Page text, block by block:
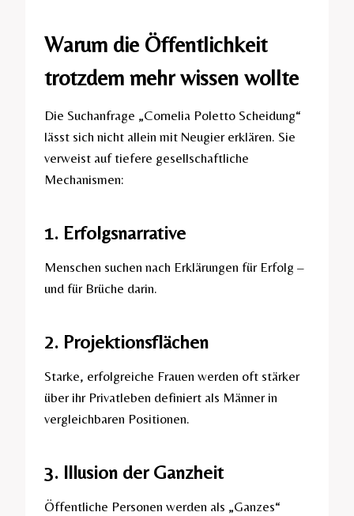
Warum die Öffentlichkeit
trotzdem mehr wissen wollte
Die Suchanfrage „Cornelia Poletto Scheidung“
lässt sich nicht allein mit Neugier erklären. Sie
verweist auf tiefere gesellschaftliche
Mechanismen:
1. Erfolgsnarrative
Menschen suchen nach Erklärungen für Erfolg –
und für Brüche darin.
2. Projektionsflächen
Starke, erfolgreiche Frauen werden oft stärker
über ihr Privatleben definiert als Männer in
vergleichbaren Positionen.
3. Illusion der Ganzheit
Öffentliche Personen werden als „Ganzes“